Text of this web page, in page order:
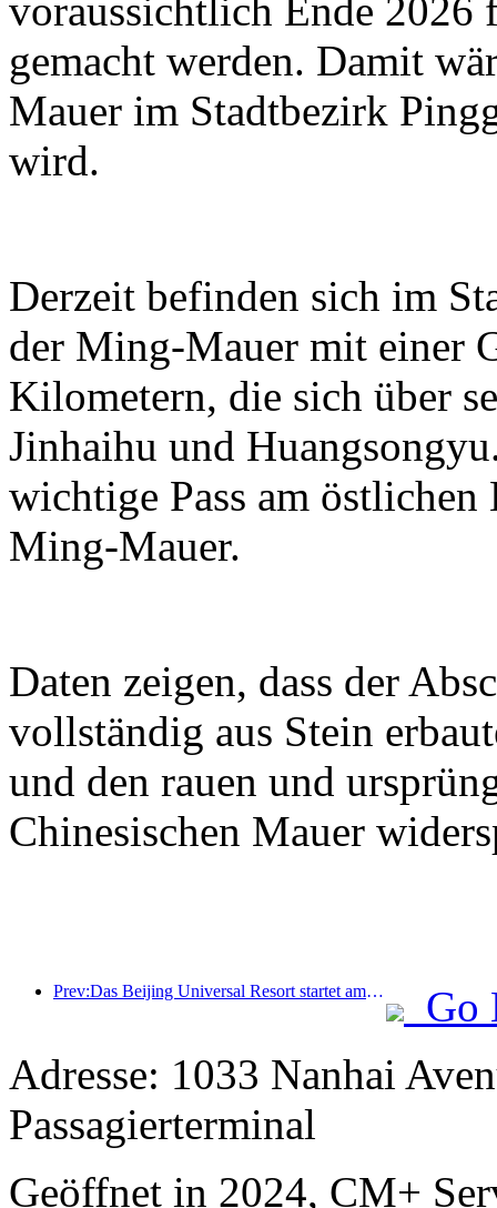
voraussichtlich Ende
gemacht werden. Damit
Mauer im Stadtbezirk
wird.
Derzeit befinden sich im
der Ming-Mauer mit einer
Kilometern, die sich über
Jinhaihu und
wichtige Pass am
Ming-Mauer.
Daten zeigen, dass der
vollständig aus Stein
und den rauen und
Chinesischen Mauer
Prev:Das Beijing Universal Resort startet am 23. Januar sein 40-tägiges Universal Chinese New Year Event.
Go
Adresse: 1033 Nanhai
Passagierterminal
Geöffnet in 2024, CM+